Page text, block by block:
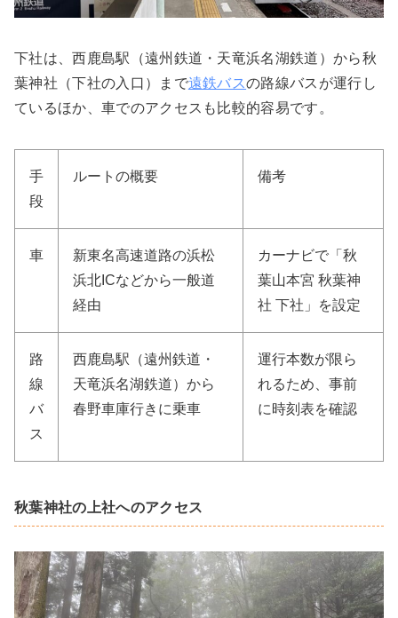
下社は、西鹿島駅（遠州鉄道・天竜浜名湖鉄道）から秋
葉神社（下社の入口）まで遠鉄バスの路線バスが運行し
ているほか、車でのアクセスも比較的容易です。
手
段
ルートの概要 備考
車
新東名高速道路の浜松
浜北ICなどから一般道
経由
カーナビで「秋
葉山本宮 秋葉神
社 下社」を設定
路
線
バ
ス
西鹿島駅（遠州鉄道・
天竜浜名湖鉄道）から
春野車庫行きに乗車
運行本数が限ら
れるため、事前
に時刻表を確認
秋葉神社の上社へのアクセス